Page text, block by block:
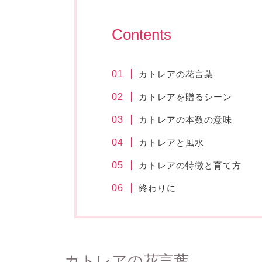
Contents
カトレアの花言葉
カトレアを贈るシーン
カトレアの本数の意味
カトレアと風水
カトレアの特徴と育て方
終わりに